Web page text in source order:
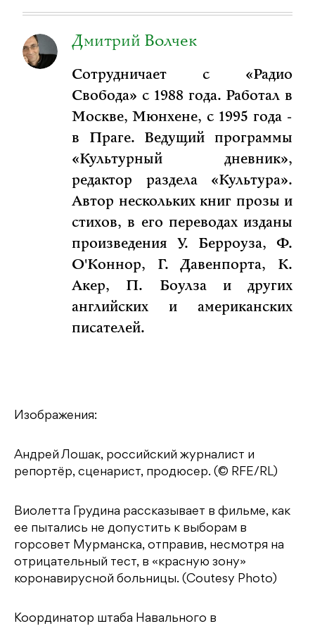
Дмитрий Волчек
Сотрудничает с «Радио
Свобода» с 1988 года. Работал в
Москве, Мюнхене, с 1995 года -
в Праге. Ведущий программы
«Культурный дневник»,
редактор раздела «Культура».
Автор нескольких книг прозы и
стихов, в его переводах изданы
произведения У. Берроуза, Ф.
О'Коннор, Г. Давенпорта, К.
Акер, П. Боулза и других
английских и американских
писателей.
Изображения:
Андрей Лошак, российский журналист и
репортёр, сценарист, продюсер. (© RFE/RL)
Виолетта Грудина рассказывает в фильме, как
ее пытались не допустить к выборам в
горсовет Мурманска, отправив, несмотря на
отрицательный тест, в «красную зону»
коронавирусной больницы. (Coutesy Photo)
Координатор штаба Навального в